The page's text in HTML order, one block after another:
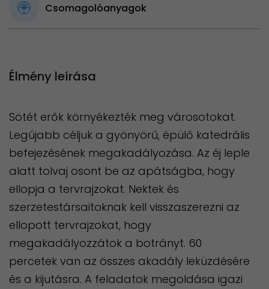
Csomagolóanyagok
Élmény leírása
Sötét erők környékezték meg városotokat.
Legújabb céljuk a gyönyörű, épülő katedrális
befejezésének megakadályozása. Az éj leple
alatt tolvaj osont be az apátságba, hogy
ellopja a tervrajzokat. Nektek és
szerzetestársaitoknak kell visszaszerezni az
ellopott tervrajzokat, hogy
megakadályozzátok a botrányt. 60
percetek van az összes akadály leküzdésére
és a kijutásra. A feladatok megoldása igazi